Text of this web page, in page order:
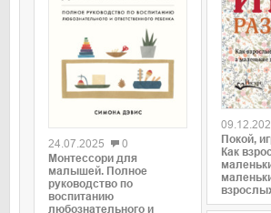
24.07.2025
0
Монтессори для
малышей. Полное
руководство по
воспитанию
любознательного и
0
Покой,
Как